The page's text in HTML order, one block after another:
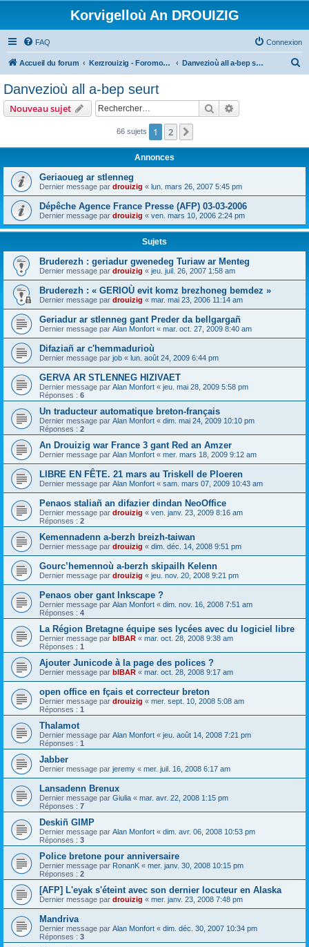
Korvigelloù An DROUIZIG
FAQ Connexion
Accueil du forum Kerzrouizig - Foromoù An Drouizig Danvezioù all a-bep seurt
e
Danvezioù all a-bep seurt
Nouveau sujet Rechercher
66 sujets 1 2
Annonces
Geriaoueg ar stlenneg
Dernier message par drouizig « lun. mars 26, 2007 5:45 pm
Dépêche Agence France Presse (AFP) 03-03-2006
Dernier message par drouizig « ven. mars 10, 2006 2:24 pm
Sujets
Bruderezh : geriadur gwenedeg Turiaw ar Menteg
Dernier message par drouizig « jeu. juil. 26, 2007 1:58 am
Bruderezh : « GERIOÙ evit komz brezhoneg bemdez »
Dernier message par drouizig « mar. mai 23, 2006 11:14 am
Geriadur ar stlenneg gant Preder da bellgargañ
Dernier message par Alan Monfort « mar. oct. 27, 2009 8:40 am
Difaziañ ar c'hemmadurioù
Dernier message par job « lun. août 24, 2009 6:44 pm
GERVA AR STLENNEG HIZIVAET
Dernier message par Alan Monfort « jeu. mai 28, 2009 5:58 pm
Réponses : 6
Un traducteur automatique breton-français
Dernier message par Alan Monfort « dim. mai 24, 2009 10:10 pm
Réponses : 2
An Drouizig war France 3 gant Red an Amzer
Dernier message par Alan Monfort « mer. mars 18, 2009 9:12 am
LIBRE EN FÊTE. 21 mars au Triskell de Ploeren
Dernier message par Alan Monfort « sam. mars 07, 2009 10:43 am
Penaos staliañ an difazier dindan NeoOffice
Dernier message par drouizig « ven. janv. 23, 2009 8:16 am
Réponses : 2
Kemennadenn a-berzh breizh-taiwan
Dernier message par drouizig « dim. déc. 14, 2008 9:51 pm
Gourc’hemennoù a-berzh skipailh Kelenn
Dernier message par drouizig « jeu. nov. 20, 2008 9:21 pm
Penaos ober gant Inkscape ?
Dernier message par Alan Monfort « dim. nov. 16, 2008 7:51 am
Réponses : 4
La Région Bretagne équipe ses lycées avec du logiciel libre
Dernier message par bIBAR « mar. oct. 28, 2008 9:38 am
Réponses : 1
Ajouter Junicode à la page des polices ?
Dernier message par bIBAR « mar. oct. 28, 2008 9:17 am
open office en fçais et correcteur breton
Dernier message par drouizig « mer. sept. 10, 2008 5:08 am
Réponses : 1
Thalamot
Dernier message par Alan Monfort « jeu. août 14, 2008 7:21 pm
Réponses : 1
Jabber
Dernier message par jeremy « mer. juil. 16, 2008 6:17 am
Lansadenn Brenux
Dernier message par Giulia « mar. avr. 22, 2008 1:15 pm
Réponses : 7
Deskiñ GIMP
Dernier message par Alan Monfort « dim. avr. 06, 2008 10:53 pm
Réponses : 3
Police bretone pour anniversaire
Dernier message par RonanK « mer. janv. 30, 2008 10:15 pm
Réponses : 2
[AFP] L'eyak s'éteint avec son dernier locuteur en Alaska
Dernier message par drouizig « mer. janv. 23, 2008 7:48 pm
Mandriva
Dernier message par Alan Monfort « dim. déc. 30, 2007 10:34 pm
Réponses : 3